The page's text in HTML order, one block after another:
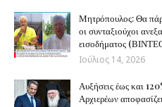
Μητρόπουλος: Θα
οι συνταξιούχοι
εισοδήματος
Ιούλιος 14, 2026
Αυξήσεις έως και
Αρχιερέων